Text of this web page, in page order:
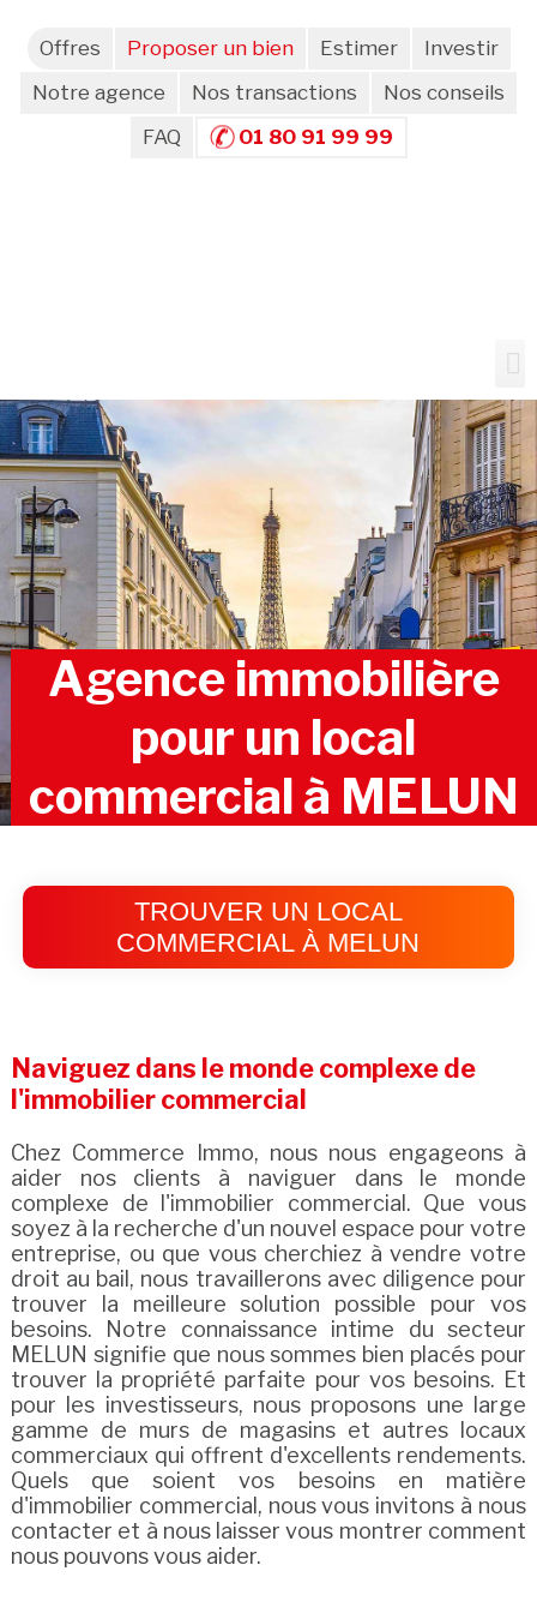
Offres Proposer un bien Estimer
Investir
Notre agence
Nos transactions
Nos conseils
FAQ
01 80 91 99 99
Agence immobilière
pour un local
commercial à MELUN
TROUVER UN LOCAL
COMMERCIAL À MELUN
Naviguez dans le monde complexe de
l'immobilier commercial
Chez Commerce Immo, nous nous engageons à
aider nos clients à naviguer dans le monde
complexe de l'immobilier commercial. Que vous
soyez à la recherche d'un nouvel espace pour votre
entreprise, ou que vous cherchiez à vendre votre
droit au bail, nous travaillerons avec diligence pour
trouver la meilleure solution possible pour vos
besoins. Notre connaissance intime du secteur
MELUN signifie que nous sommes bien placés pour
trouver la propriété parfaite pour vos besoins. Et
pour les investisseurs, nous proposons une large
gamme de murs de magasins et autres locaux
commerciaux qui offrent d'excellents rendements.
Quels que soient vos besoins en matière
d'immobilier commercial, nous vous invitons à nous
contacter et à nous laisser vous montrer comment
nous pouvons vous aider.